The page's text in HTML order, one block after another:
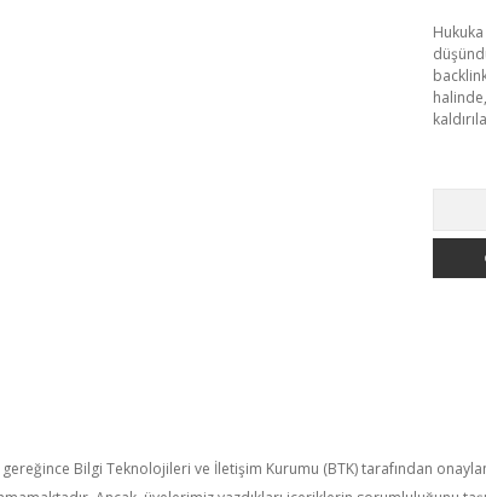
gereğince Bilgi Teknolojileri ve İletişim Kurumu (BTK) tarafından